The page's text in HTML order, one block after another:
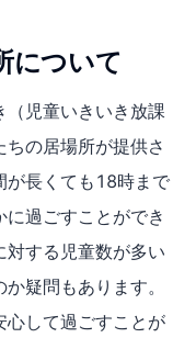
について
（児童いきいき放課
の居場所が提供さ
が長くても18時まで
過ごすことができ
対する児童数が多い
疑問もあります。
心して過ごすことが